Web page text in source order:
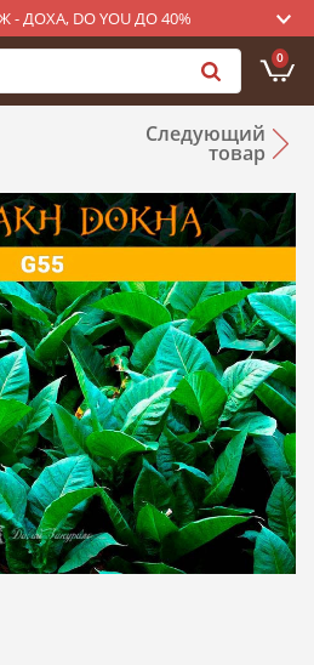
ДОХА, DO YOU ДО 40%
0
Следующий
товар